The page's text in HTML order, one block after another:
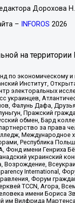
Дорохова
–
INFOROS 2026
на территории
по экономическому
Институт,
электоральных
Фалунь Дафа, Друзья
Пражский
обмен, Бард
за права
Международное
Республика
имени Генриха
украинский
International,
Форум
TCCN, Агора,
имени Бориса
им Вилфрида